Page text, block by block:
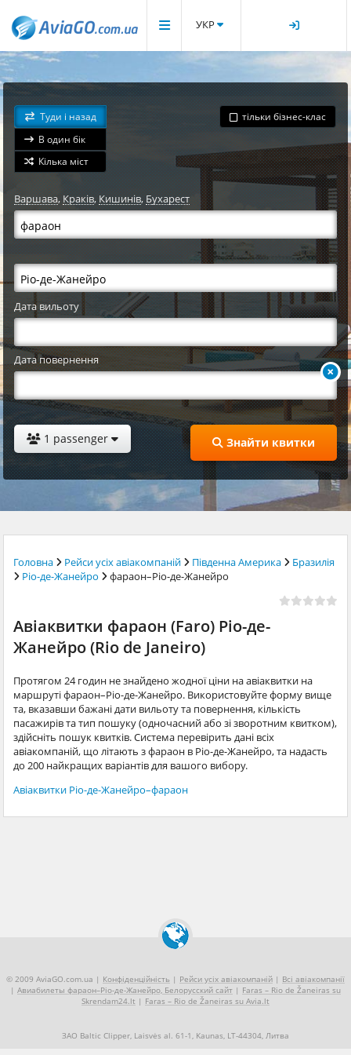
УКР
Туди і назад
В один бік
Кілька міст
тільки бізнес-клас
Варшава,Краків, Кишинів, Бухарест
Дата вильоту
Дата повернення
1 passenger Знайти квитки
Головна Рейси усіх авіакомпаній Південна Америка
Бразилія
Ріо-де-Жанейро
фараон–Ріо-де-Жанейро
Авіаквитки фараон (Faro) Ріо-де-
Жанейро (Rio de Janeiro)
Протягом 24 годин не знайдено жодної ціни на авіаквитки на
маршруті фараон–Ріо-де-Жанейро. Використовуйте форму вище
та, вказавши бажані дати вильоту та повернення, кількість
пасажирів та тип пошуку (одночасний або зі зворотним квитком),
здійсніть пошук квитків. Система перевірить дані всіх
авіакомпаній, що літають з фараон в Ріо-де-Жанейро, та надасть
до 200 найкращих варіантів для вашого вибору.
Авіаквитки Ріо-де-Жанейро–фараон
© 2009 AviaGO.com.ua | Конфіденційність | Рейси усіх авіакомпаній | Всі авіакомпанії
| Авиабилеты фараон–Ріо-де-Жанейро, Белорусский сайт | Faras – Rio de Žaneiras su
Skrendam24.lt | Faras – Rio de Žaneiras su Avia.lt
ЗАО Baltic Clipper, Laisvės al. 61-1, Kaunas, LT-44304, Литва